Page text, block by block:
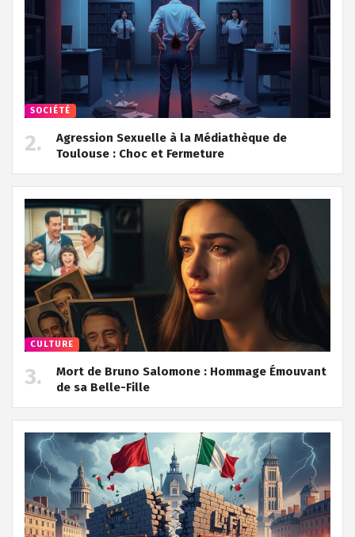
SOCIÉTÉ
Agression Sexuelle à la Médiathèque de
Toulouse : Choc et Fermeture
CULTURE
Mort de Bruno Salomone : Hommage Émouvant
de sa Belle-Fille